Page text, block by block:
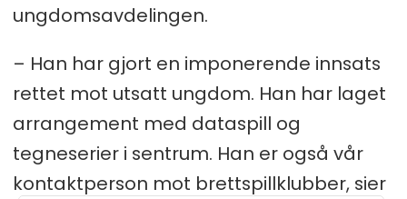
ungdomsavdelingen.
– Han har gjort en imponerende innsats
rettet mot utsatt ungdom. Han har laget
arrangement med dataspill og
tegneserier i sentrum. Han er også vår
kontaktperson mot brettspillklubber, sier